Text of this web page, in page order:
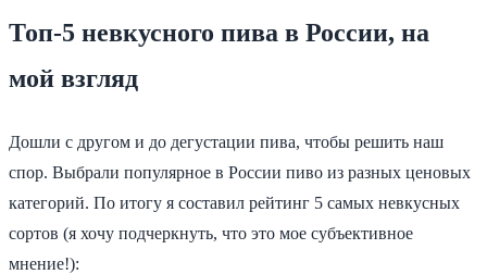
Топ-5 невкусного пива в России, на
мой взгляд
Дошли с другом и до дегустации пива, чтобы решить наш
спор. Выбрали популярное в России пиво из разных ценовых
категорий. По итогу я составил рейтинг 5 самых невкусных
сортов (я хочу подчеркнуть, что это мое субъективное
мнение!):